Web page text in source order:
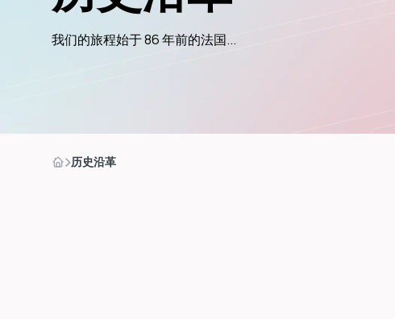
我们的旅程始于 86 年前的法国...
历史沿革